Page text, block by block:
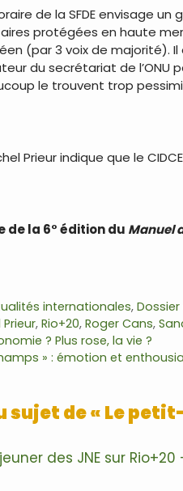
de la SFDE envisage
protégées en haute
(par 3 voix de majorité).
du secrétariat de
le trouvent trop
Prieur indique que le
de la 6° édition du Manuel
internationales,
,Rio+20,Roger Cans,
? Plus rose, la vie ?
» : émotion et
sujet de « Le
des JNE sur